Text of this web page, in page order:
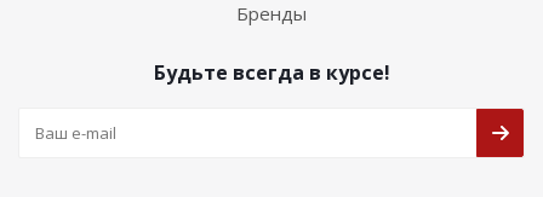
Бренды
Будьте всегда в курсе!